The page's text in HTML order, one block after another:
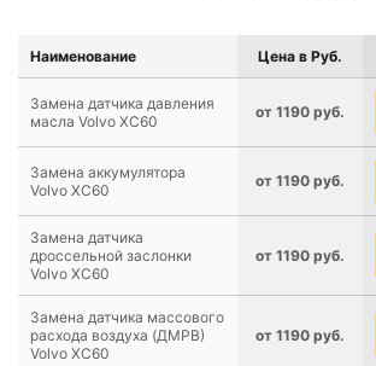
Наименование Цена в Руб.
Замена датчика давления
масла Volvo XC60
от 1190 руб.
Замена аккумулятора
Volvo XC60
от 1190 руб.
Замена датчика
дроссельной заслонки
Volvo XC60
от 1190 руб.
Замена датчика массового
расхода воздуха (ДМРВ)
Volvo XC60
от 1190 руб.